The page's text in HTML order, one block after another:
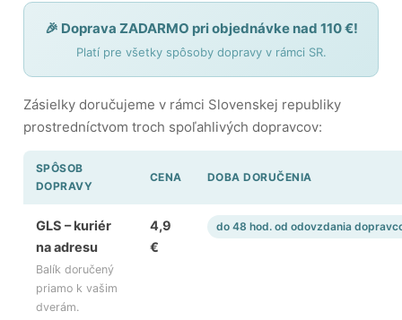
veku
podľa
Značky
Senzorický
Prihlásenie
🎉 Doprava ZADARMO pri objednávke nad 110 €!
Platí pre všetky spôsoby dopravy v rámci SR.
Zásielky doručujeme v rámci Slovenskej republiky
prostredníctvom troch spoľahlivých dopravcov:
SPÔSOB
DOPRAVY
CENA DOBA DORUČENIA
GLS – kuriér
na adresu
Balík doručený
priamo k vašim
dverám.
4,9
€
do 48 hod. od odovzdania